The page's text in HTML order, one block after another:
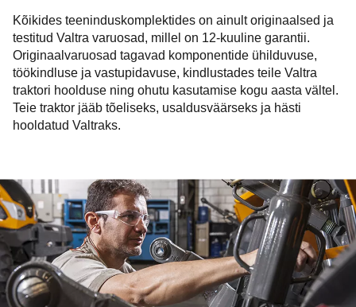
Kõikides teeninduskomplektides on ainult originaalsed ja
testitud Valtra varuosad, millel on 12-kuuline garantii.
Originaalvaruosad tagavad komponentide ühilduvuse,
töökindluse ja vastupidavuse, kindlustades teile Valtra
traktori hoolduse ning ohutu kasutamise kogu aasta vältel.
Teie traktor jääb tõeliseks, usaldusväärseks ja hästi
hooldatud Valtraks.